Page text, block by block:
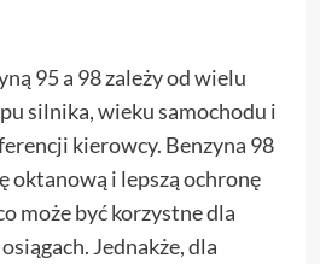
95 a 98 zależy od wielu
silnika, wieku samochodu i
kierowcy. Benzyna 98
oktanową i lepszą ochronę
może być korzystne dla
Jednakże, dla